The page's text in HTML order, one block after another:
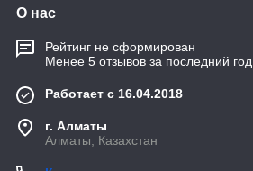
О нас
Рейтинг не сформирован
Менее 5 отзывов за последний год
Работает с 16.04.2018
г. Алматы
Алматы, Казахстан